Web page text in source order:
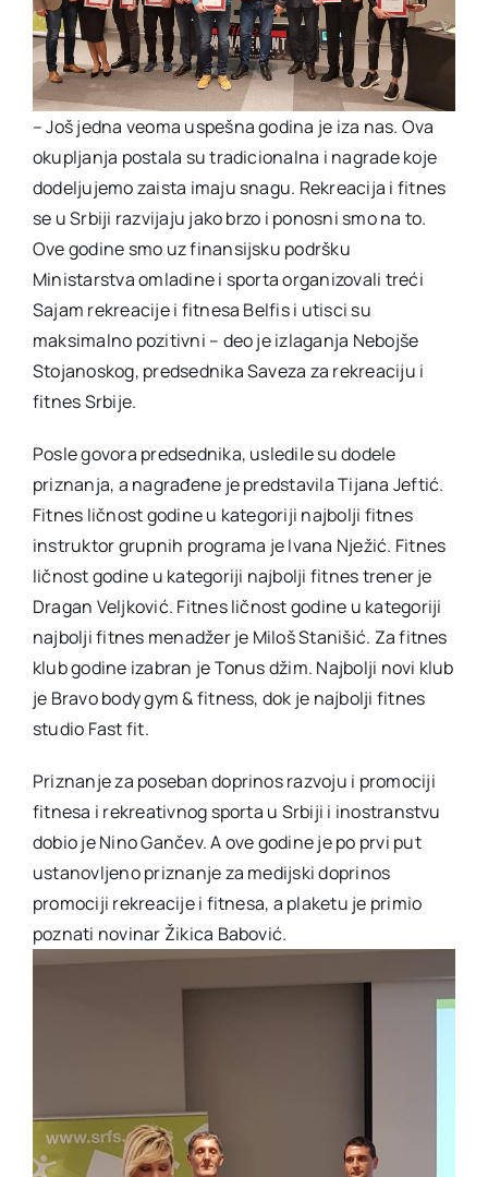
– Još jedna veoma uspešna godina je iza nas. Ova
okupljanja postala su tradicionalna i nagrade koje
dodeljujemo zaista imaju snagu. Rekreacija i fitnes
se u Srbiji razvijaju jako brzo i ponosni smo na to.
Ove godine smo uz finansijsku podršku
Ministarstva omladine i sporta organizovali treći
Sajam rekreacije i fitnesa Belfis i utisci su
maksimalno pozitivni – deo je izlaganja Nebojše
Stojanoskog, predsednika Saveza za rekreaciju i
fitnes Srbije.
Posle govora predsednika, usledile su dodele
priznanja, a nagrađene je predstavila Tijana Jeftić.
Fitnes ličnost godine u kategoriji najbolji fitnes
instruktor grupnih programa je Ivana Nježić. Fitnes
ličnost godine u kategoriji najbolji fitnes trener je
Dragan Veljković. Fitnes ličnost godine u kategoriji
najbolji fitnes menadžer je Miloš Stanišić. Za fitnes
klub godine izabran je Tonus džim. Najbolji novi klub
je Bravo body gym & fitness, dok je najbolji fitnes
studio Fast fit.
Priznanje za poseban doprinos razvoju i promociji
fitnesa i rekreativnog sporta u Srbiji i inostranstvu
dobio je Nino Gančev. A ove godine je po prvi put
ustanovljeno priznanje za medijski doprinos
promociji rekreacije i fitnesa, a plaketu je primio
poznati novinar Žikica Babović.